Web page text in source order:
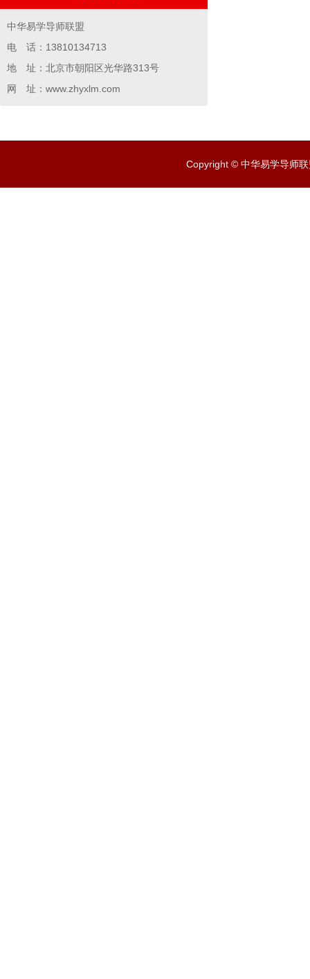
中华易学导师联盟
电 话：13810134713
地 址：北京市朝阳区光华路313号
网 址：www.zhyxlm.com
Copyright © 中华易学导师